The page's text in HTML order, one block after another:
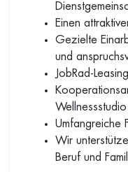
Einen
Gezielte
und
JobRad-Leasing
Wellnessstudio
Umfangreiche
Wir
Beruf und